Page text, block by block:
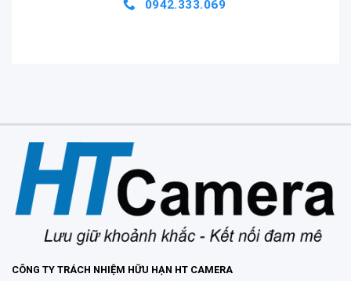
0942.333.069
CÔNG TY TRÁCH NHIỆM HỮU HẠN HT CAMERA